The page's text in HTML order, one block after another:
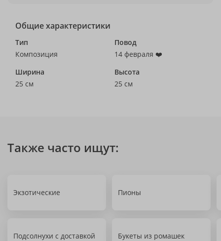
Общие характеристики
Тип
Композиция
Повод
14 февраля ❤️
Ширина
25 см
Высота
25 см
Также часто ищут:
Экзотические Пионы
Подсолнухи с доставкой Букеты из ромашек